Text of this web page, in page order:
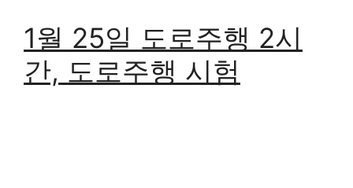
1월 25일 도로주행 2시
간, 도로주행 시험